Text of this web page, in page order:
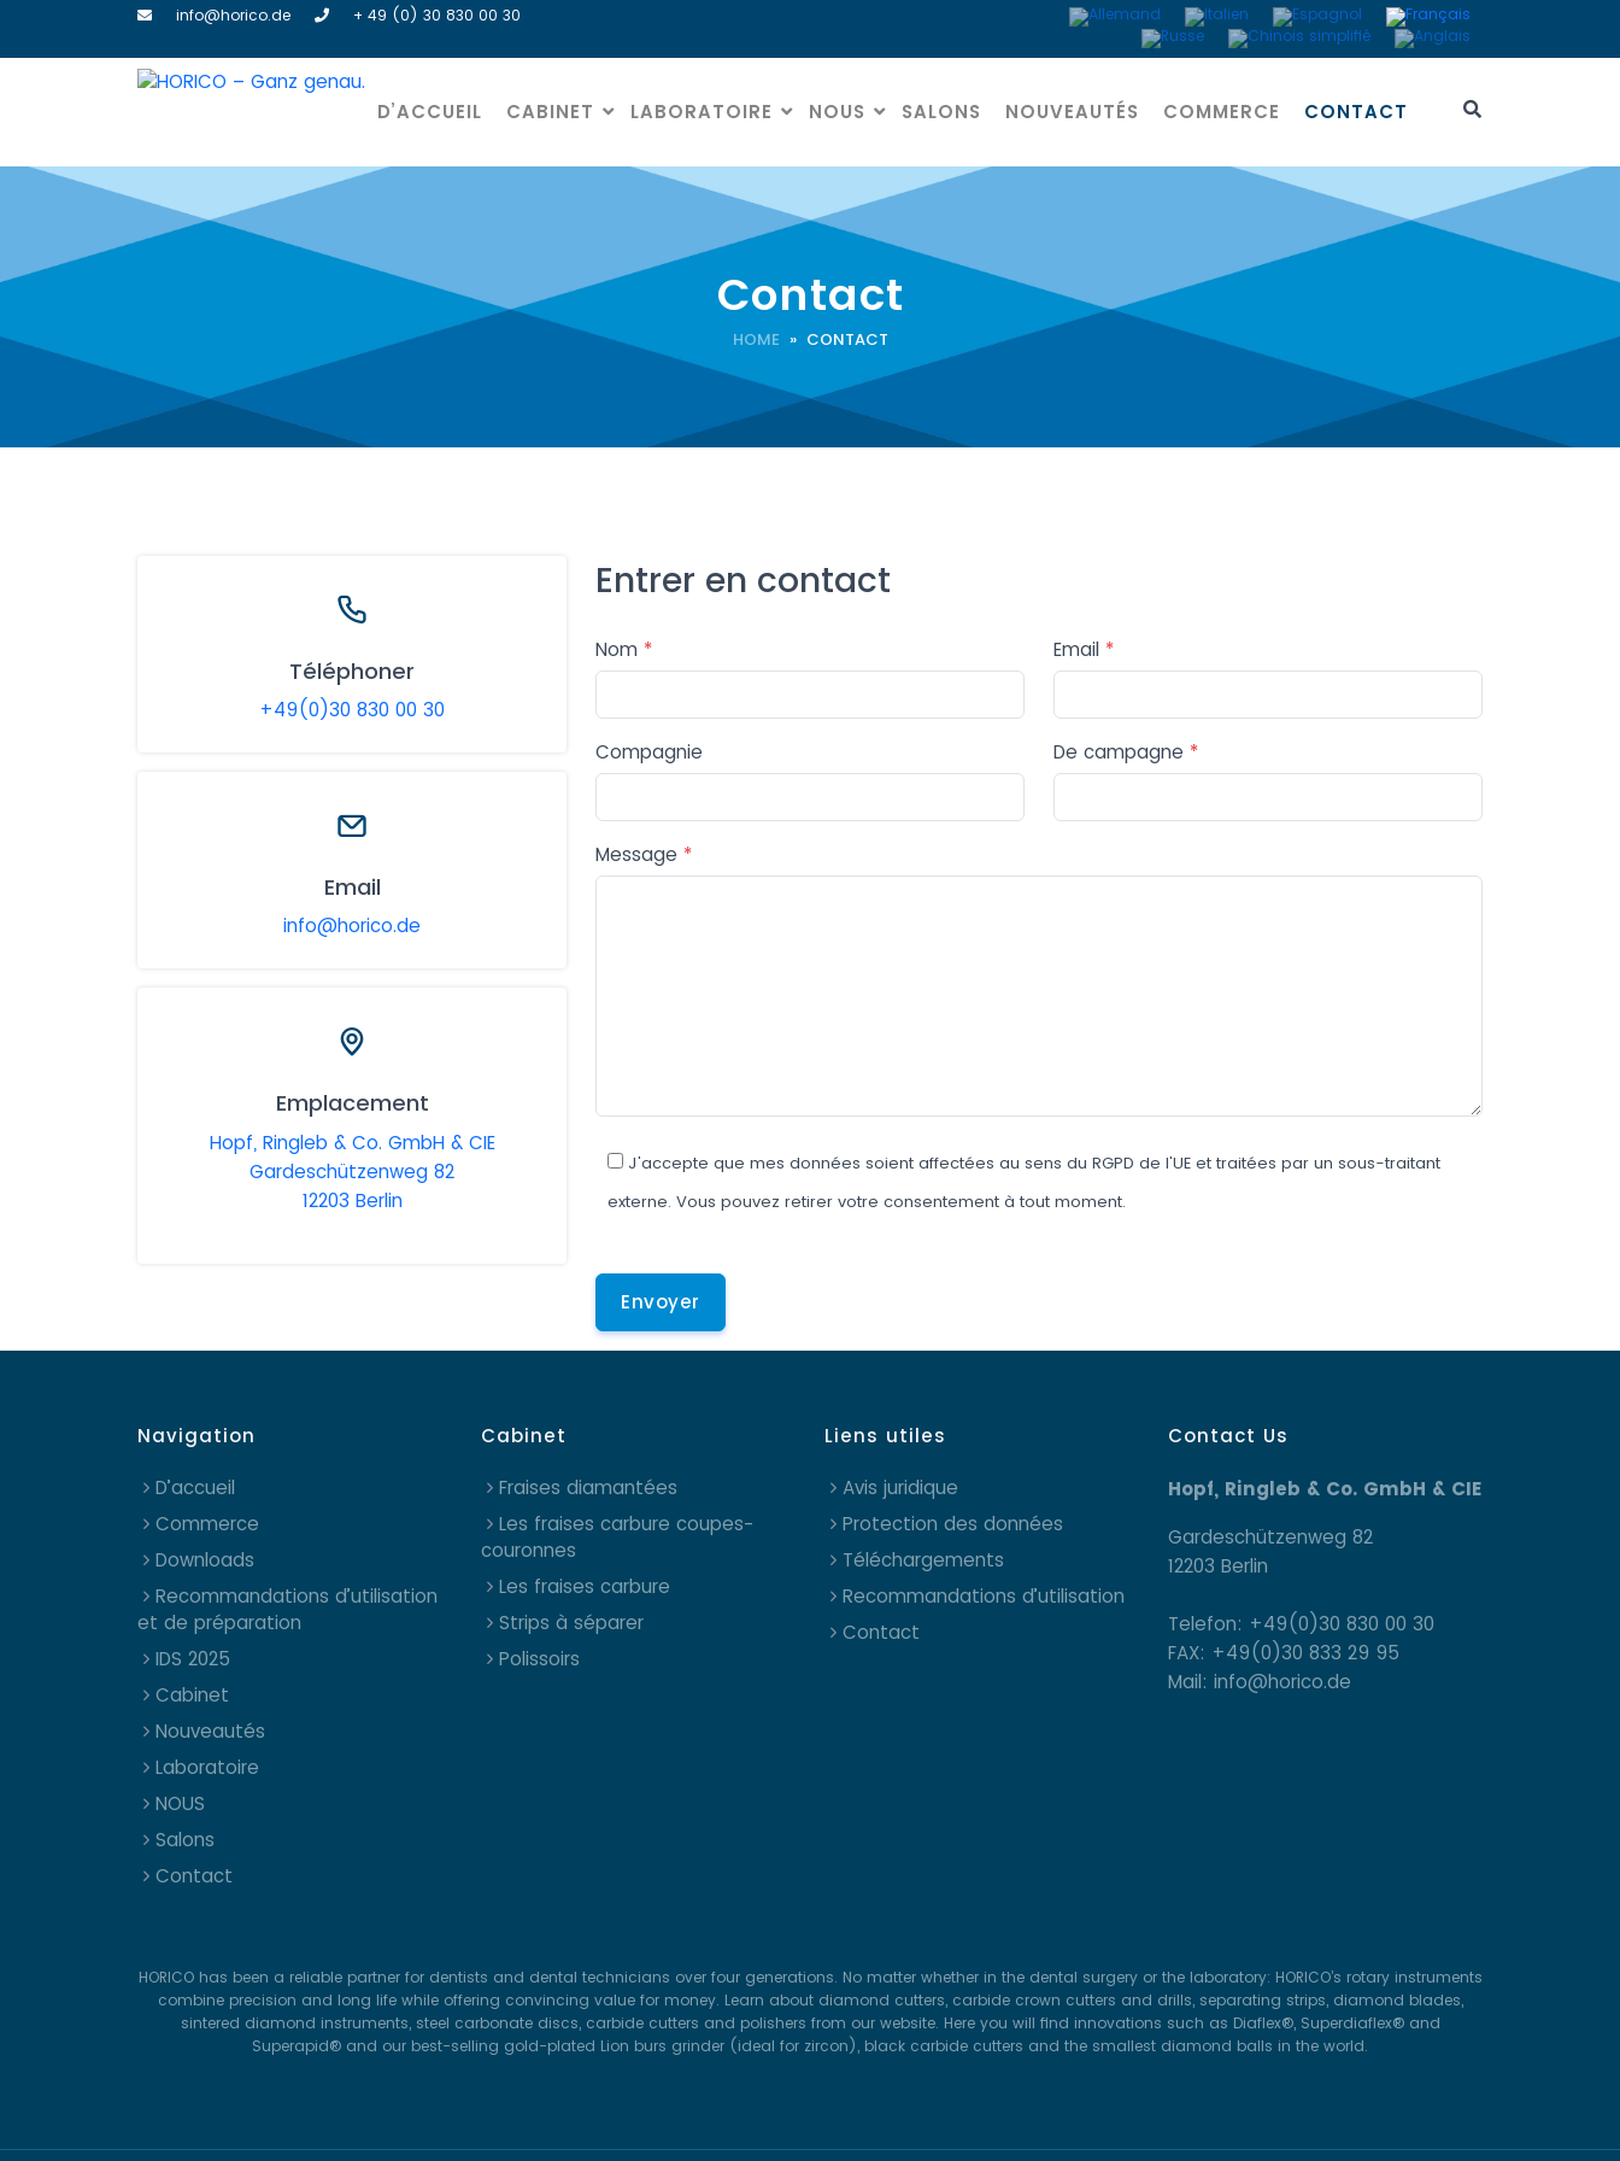
info@horico.de + 49 (0) 30 830 00 30
D’ACCUEIL CABINET LABORATOIRE NOUS SALONS NOUVEAUTÉS COMMERCE CONTACT
Contact
HOME » CONTACT
Téléphoner
+49(0)30 830 00 30
Email
info@horico.de
Emplacement
Hopf, Ringleb & Co. GmbH & CIE
Gardeschützenweg 82
12203 Berlin
Entrer en contact
Nom * Email *
Compagnie De campagne *
Message *
J'accepte que mes données soient affectées au sens du RGPD de l'UE et traitées par un sous-traitant
externe. Vous pouvez retirer votre consentement à tout moment.
Navigation
D’accueil
Commerce
Downloads
Recommandations d’utilisation
et de préparation
IDS 2025
Cabinet
Nouveautés
Laboratoire
NOUS
Salons
Contact
Cabinet
Fraises diamantées
Les fraises carbure coupes-
couronnes
Les fraises carbure
Strips à séparer
Polissoirs
Liens utiles
Avis juridique
Protection des données
Téléchargements
Recommandations d’utilisation
Contact
Contact Us
Hopf, Ringleb & Co. GmbH & CIE
Gardeschützenweg 82
12203 Berlin
Telefon: +49(0)30 830 00 30
FAX: +49(0)30 833 29 95
Mail: info@horico.de
HORICO has been a reliable partner for dentists and dental technicians over four generations. No matter whether in the dental surgery or the laboratory: HORICO’s rotary instruments
combine precision and long life while offering convincing value for money. Learn about diamond cutters, carbide crown cutters and drills, separating strips, diamond blades,
sintered diamond instruments, steel carbonate discs, carbide cutters and polishers from our website. Here you will find innovations such as Diaflex®, Superdiaflex® and
Superapid® and our best-selling gold-plated Lion burs grinder (ideal for zircon), black carbide cutters and the smallest diamond balls in the world.